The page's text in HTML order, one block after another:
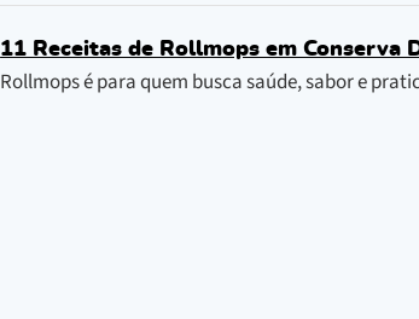
11 Receitas de Rollmops em Conserva
Rollmops é para quem busca saúde, sabor e